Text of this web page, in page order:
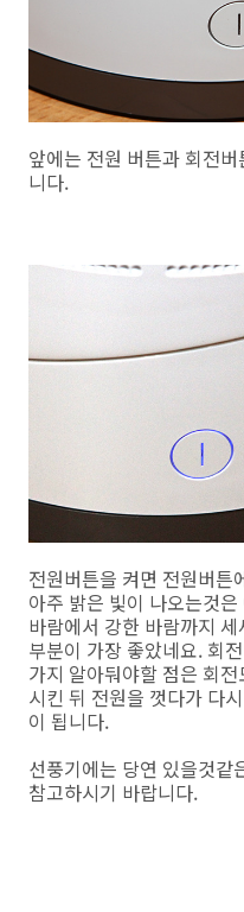
앞에는 전원 버튼과 회전
니다.
전원버튼을 켜면 전원버튼
아주 밝은 빛이 나오는것
바람에서 강한 바람까지
부분이 가장 좋았네요. 회
가지 알아둬야할 점은 회
시킨 뒤 전원을 껏다가 다
이 됩니다.
선풍기에는 당연 있을것같
참고하시기 바랍니다.